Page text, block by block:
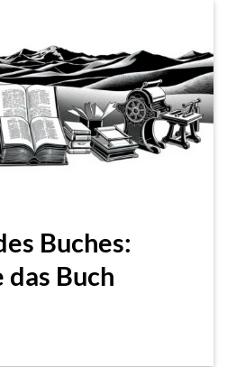
Buches:
Buch